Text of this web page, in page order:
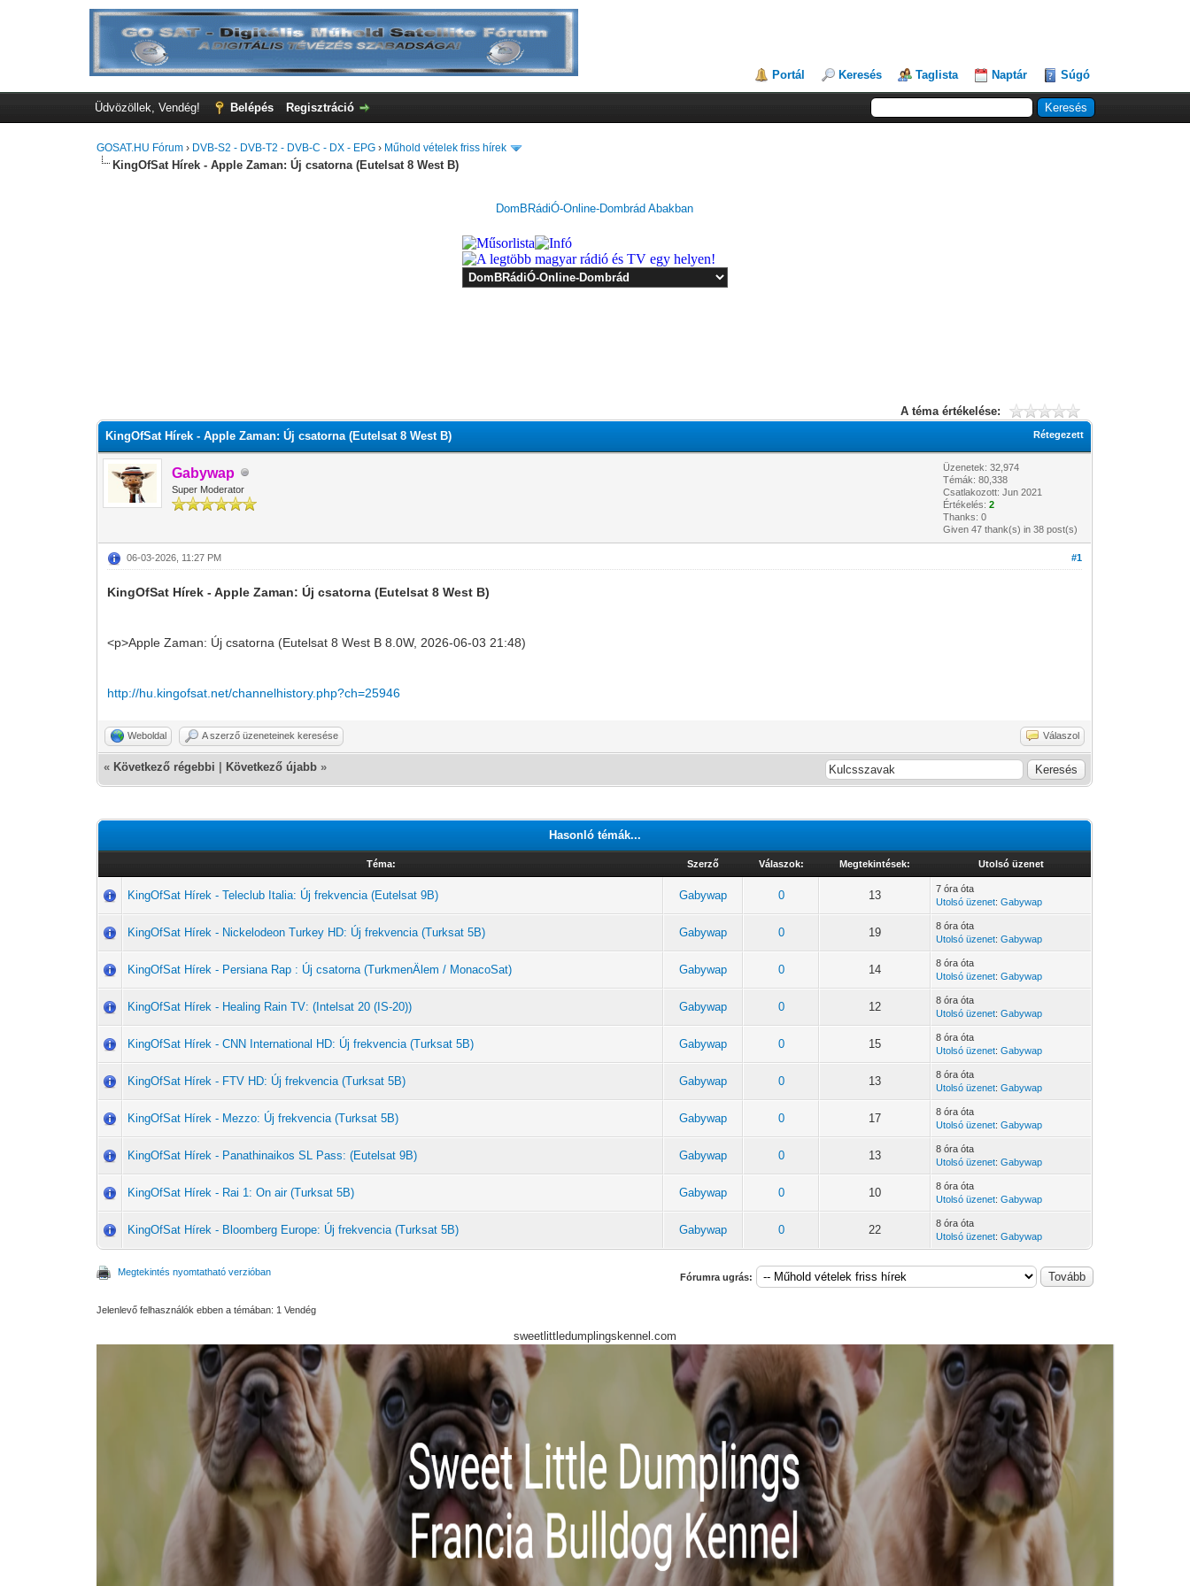
Portál Keresés Taglista Naptár Súgó
Üdvözöllek, Vendég! Belépés Regisztráció
GOSAT.HU Fórum › DVB-S2 - DVB-T2 - DVB-C - DX - EPG › Műhold vételek friss hírek
KingOfSat Hírek - Apple Zaman: Új csatorna (Eutelsat 8 West B)
DomBRádiÓ-Online-Dombrád Abakban
A téma értékelése:
Rétegezett
KingOfSat Hírek - Apple Zaman: Új csatorna (Eutelsat 8 West B)
Gabywap
Super Moderator
Üzenetek: 32,974
Témák: 80,338
Csatlakozott: Jun 2021
Értékelés:2
Thanks: 0
Given 47 thank(s) in 38 post(s)
#1
06-03-2026, 11:27 PM
KingOfSat Hírek - Apple Zaman: Új csatorna (Eutelsat 8 West B)
<p>Apple Zaman: Új csatorna (Eutelsat 8 West B 8.0W, 2026-06-03 21:48)
http://hu.kingofsat.net/channelhistory.php?ch=25946
Weboldal A szerző üzeneteinek keresése Válaszol
« Következő régebbi Következő újabb »
Hasonló témák...
Téma: Szerző Válaszok: Megtekintések: Utolsó üzenet
KingOfSat Hírek - Teleclub Italia: Új frekvencia (Eutelsat 9B) Gabywap 0 13
7 óra óta
Utolsó üzenet:Gabywap
KingOfSat Hírek - Nickelodeon Turkey HD: Új frekvencia (Turksat 5B) Gabywap 0 19
8 óra óta
Utolsó üzenet:Gabywap
KingOfSat Hírek - Persiana Rap : Új csatorna (TurkmenÄlem / MonacoSat) Gabywap 0 14
8 óra óta
Utolsó üzenet:Gabywap
KingOfSat Hírek - Healing Rain TV: (Intelsat 20 (IS-20)) Gabywap 0 12
8 óra óta
Utolsó üzenet:Gabywap
KingOfSat Hírek - CNN International HD: Új frekvencia (Turksat 5B) Gabywap 0 15
8 óra óta
Utolsó üzenet:Gabywap
KingOfSat Hírek - FTV HD: Új frekvencia (Turksat 5B) Gabywap 0 13
8 óra óta
Utolsó üzenet:Gabywap
KingOfSat Hírek - Mezzo: Új frekvencia (Turksat 5B) Gabywap 0 17
8 óra óta
Utolsó üzenet:Gabywap
KingOfSat Hírek - Panathinaikos SL Pass: (Eutelsat 9B) Gabywap 0 13
8 óra óta
Utolsó üzenet:Gabywap
KingOfSat Hírek - Rai 1: On air (Turksat 5B) Gabywap 0 10
8 óra óta
Utolsó üzenet:Gabywap
KingOfSat Hírek - Bloomberg Europe: Új frekvencia (Turksat 5B) Gabywap 0 22
8 óra óta
Utolsó üzenet:Gabywap
Megtekintés nyomtatható verzióban Fórumra ugrás:
Jelenlevő felhasználók ebben a témában: 1 Vendég
sweetlittledumplingskennel.com